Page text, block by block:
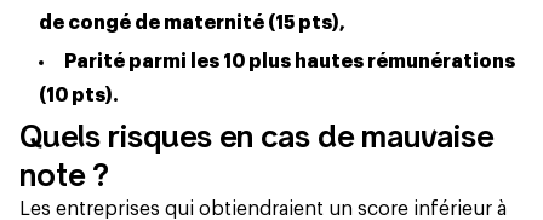
de congé de maternité (15 pts),
Parité parmi les 10 plus hautes rémunérations
(10 pts).
Quels risques en cas de mauvaise
note ?
Les entreprises qui obtiendraient un score inférieur à